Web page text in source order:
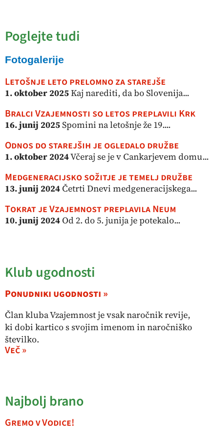
Poglejte tudi
Fotogalerije
Letošnje leto prelomno za starejše
1. oktober 2025Kaj narediti, da bo Slovenija...
Bralci Vzajemnosti so letos preplavili Krk
16. junij 2025Spomini na letošnje že 19....
Odnos do starejših je ogledalo družbe
1. oktober 2024Včeraj se je v Cankarjevem domu...
Medgeneracijsko sožitje je temelj družbe
13. junij 2024Četrti Dnevi medgeneracijskega...
Tokrat je Vzajemnost preplavila Neum
10. junij 2024Od 2. do 5. junija je potekalo...
Klub ugodnosti
Ponudniki ugodnosti »
Član kluba Vzajemnost je vsak naročnik revije,
ki dobi kartico s svojim imenom in naročniško
številko.
Več »
Najbolj brano
Gremo v Vodice!